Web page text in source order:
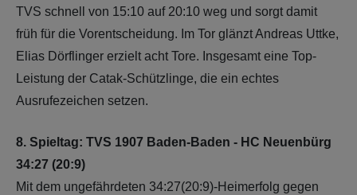
TVS schnell von 15:10 auf 20:10 weg und sorgt damit
früh für die Vorentscheidung. Im Tor glänzt Andreas Uttke,
Elias Dörflinger erzielt acht Tore. Insgesamt eine Top-
Leistung der Catak-Schützlinge, die ein echtes
Ausrufezeichen setzen.
8. Spieltag: TVS 1907 Baden-Baden - HC Neuenbürg
34:27 (20:9)
Mit dem ungefährdeten 34:27(20:9)-Heimerfolg gegen